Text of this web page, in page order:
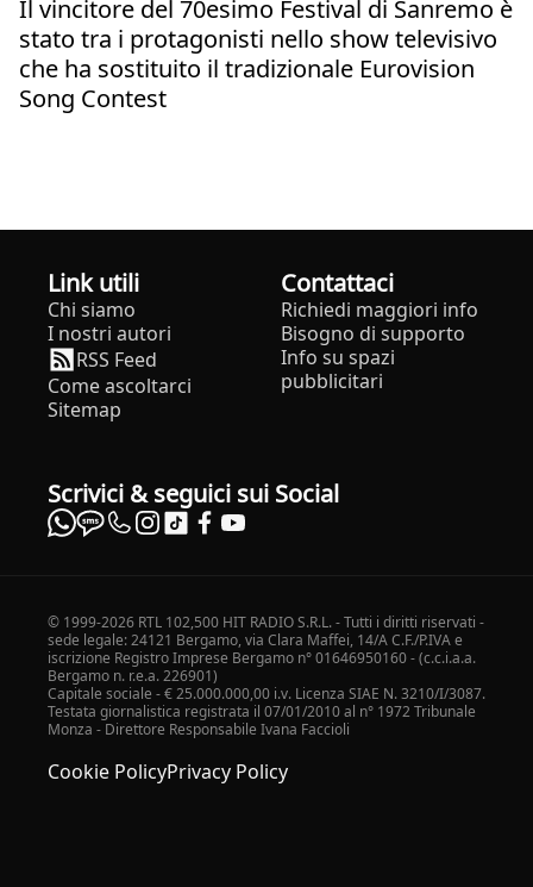
Il vincitore del 70esimo Festival di Sanremo è
stato tra i protagonisti nello show televisivo
che ha sostituito il tradizionale Eurovision
Song Contest
Link utili
Chi siamo
I nostri autori
RSS Feed
Come ascoltarci
Sitemap
Contattaci
Richiedi maggiori info
Bisogno di supporto
Info su spazi
pubblicitari
Scrivici & seguici sui Social
© 1999-2026 RTL 102,500 HIT RADIO S.R.L. - Tutti i diritti riservati -
sede legale: 24121 Bergamo, via Clara Maffei, 14/A C.F./P.IVA e
iscrizione Registro Imprese Bergamo n° 01646950160 - (c.c.i.a.a.
Bergamo n. r.e.a. 226901)
Capitale sociale - € 25.000.000,00 i.v. Licenza SIAE N. 3210/I/3087.
Testata giornalistica registrata il 07/01/2010 al n° 1972 Tribunale
Monza - Direttore Responsabile Ivana Faccioli
Cookie PolicyPrivacy Policy